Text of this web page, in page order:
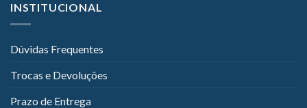
INSTITUCIONAL
Dúvidas Frequentes
Trocas e Devoluções
Prazo de Entrega